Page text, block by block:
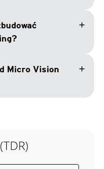
add
Micro Vision
add